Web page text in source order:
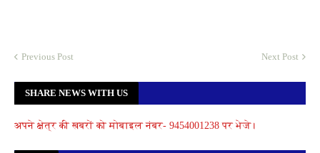
Previous Post Next Post
SHARE NEWS WITH US
अपने क्षेत्र की खबरों को मोबाइल नंबर- 9454001238 पर भेजे।